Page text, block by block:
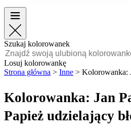
Polski
POLSKI
FRANÇAIS
MALAGASY
Szukaj kolorowanek
Losuj kolorowankę
Strona główna > Inne > Kolorowanka:
Kolorowanka: Jan
Papież udzielający